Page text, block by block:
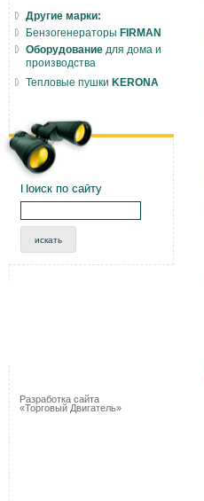
Другие марки:
Бензогенераторы FIRMAN
Оборудование для дома и
производства
Тепловые пушки KERONA
Поиск по сайту
Разработка сайта
«Торговый Двигатель»